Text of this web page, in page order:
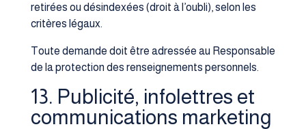
retirées ou désindexées (droit à l’oubli), selon les
critères légaux.
Toute demande doit être adressée au Responsable
de la protection des renseignements personnels.
13. Publicité, infolettres et
communications marketing